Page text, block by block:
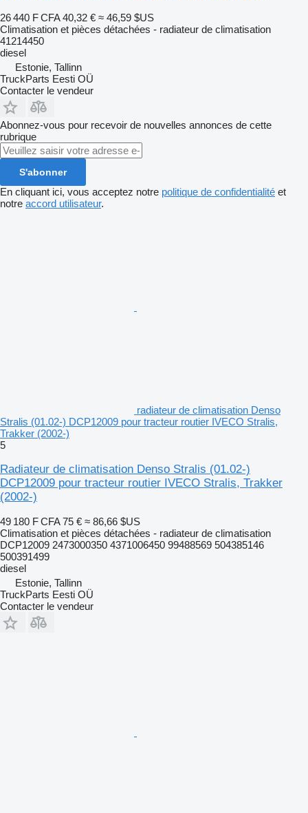
26 440 F CFA 40,32 € ≈ 46,59 $US
Climatisation et pièces détachées - radiateur de climatisation
41214450
diesel
Estonie, Tallinn
TruckParts Eesti OÜ
Contacter le vendeur
Abonnez-vous pour recevoir de nouvelles annonces de cette
rubrique
S'abonner
En cliquant ici, vous acceptez notre politique de confidentialité et
notre accord utilisateur.
radiateur de climatisation Denso
Stralis (01.02-) DCP12009 pour tracteur routier IVECO Stralis,
Trakker (2002-)
5
Radiateur de climatisation Denso Stralis (01.02-)
DCP12009 pour tracteur routier IVECO Stralis, Trakker
(2002-)
49 180 F CFA 75 € ≈ 86,66 $US
Climatisation et pièces détachées - radiateur de climatisation
DCP12009 2473000350 4371006450 99488569 504385146
500391499
diesel
Estonie, Tallinn
TruckParts Eesti OÜ
Contacter le vendeur